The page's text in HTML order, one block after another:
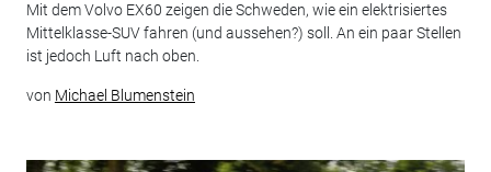
Mit dem Volvo EX60 zeigen die Schweden, wie ein elektrisiertes
Mittelklasse-SUV fahren (und aussehen?) soll. An ein paar Stellen
ist jedoch Luft nach oben.
von Michael Blumenstein